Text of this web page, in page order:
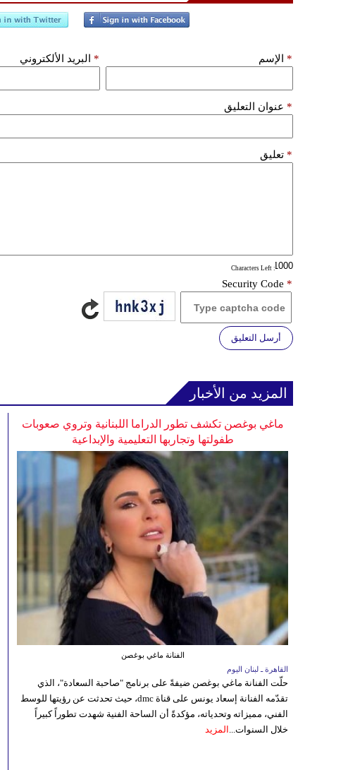
الإسم * البريد الألكتروني *
عنوان التعليق *
تعليق *
: Characters Left
Security Code *
أرسل التعليق
المزيد من الأخبار
ماغي بوغصن تكشف تطور الدراما اللبنانية وتروي صعوبات
طفولتها وتجاربها التعليمية والإبداعية
الفنانة ماغي بوغصن
القاهرة ـ لبنان اليوم
حلّت الفنانة ماغي بوغصن ضيفةً على برنامج "صاحبة السعادة"، الذي
تقدّمه الفنانة إسعاد يونس على قناة dmc، حيث تحدثت عن رؤيتها للوسط
الفني، مميزاته وتحدياته، مؤكدةً أن الساحة الفنية شهدت تطوراً كبيراً
خلال السنوات... المزيد